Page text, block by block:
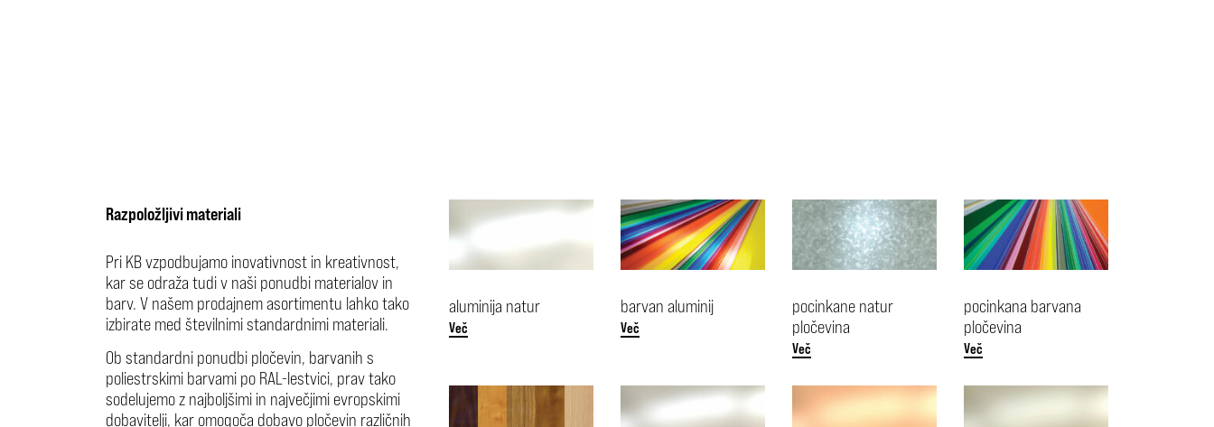
Razpoložljivi materiali
Pri KB vzpodbujamo inovativnost in kreativnost,
kar se odraža tudi v naši ponudbi materialov in
barv. V našem prodajnem asortimentu lahko tako
izbirate med številnimi standardnimi materiali.
Ob standardni ponudbi pločevin, barvanih s
poliestrskimi barvami po RAL-lestvici, prav tako
sodelujemo z najboljšimi in največjimi evropskimi
dobavitelji, kar omogoča dobavo pločevin različnih
aluminija natur
Več
barvan aluminij
Več
pocinkane natur
pločevina
Več
pocinkana barvana
pločevina
Več